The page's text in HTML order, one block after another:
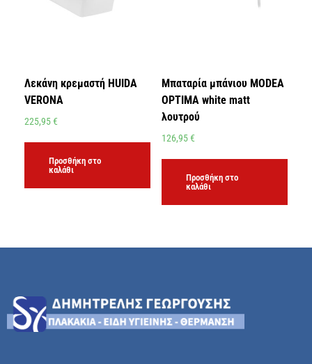
Λεκάνη κρεμαστή HUIDA
VERONA
225,95€
Προσθήκη στο
καλάθι
Μπαταρία μπάνιου MODEA
OPTIMA white matt
λουτρού
126,95€
Προσθήκη στο
καλάθι